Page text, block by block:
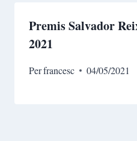
Premis Salvador
2021
Perfrancesc 04/05/2021